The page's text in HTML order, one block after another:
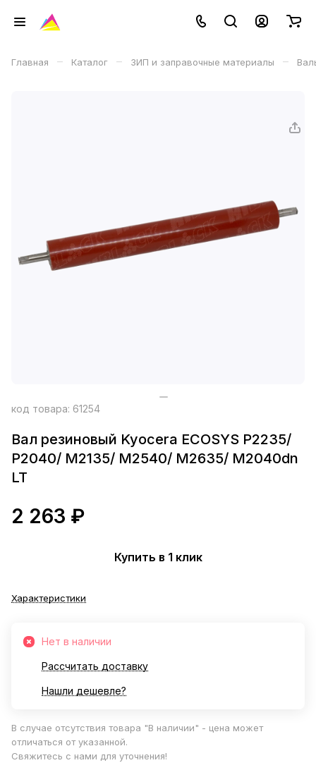
Главная – Каталог – ЗИП и заправочные материалы –
код товара: 61254
Вал резиновый Kyocera ECOSYS P2235/
P2040/ M2135/ M2540/ M2635/ M2040dn
LT
2 263 ₽
Купить в 1 клик
Характеристики
Нет в наличии
Рассчитать доставку
Нашли дешевле?
В случае отсутствия товара "В наличии" - цена может
отличаться от указанной.
Свяжитесь с нами для уточнения!